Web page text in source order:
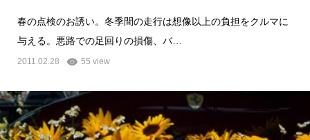
春の点検のお誘い。冬季間の走行は想像以上の負担をクルマに
与える。悪路での足回りの損傷、バ…
2011.02.28 55 view